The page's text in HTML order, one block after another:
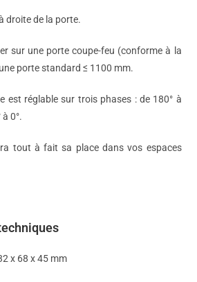
droite de la porte.
sur une porte coupe-feu (conforme à la
porte standard ≤ 1100 mm.
est réglable sur trois phases : de 180° à
à 0°.
tout à fait sa place dans vos espaces
x 68 x 45 mm